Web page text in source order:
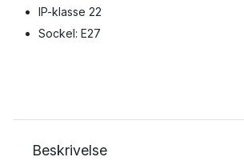
IP-klasse 22
Sockel: E27
Beskrivelse